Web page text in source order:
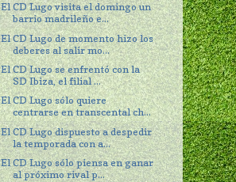
El CD Lugo visita el domingo un
barrio madrileño e...
El CD Lugo de momento hizo los
deberes al salir mo...
El CD Lugo se enfrentó con la
SD Ibiza, el filial ...
El CD Lugo sólo quiere
centrarse en transcental ch...
El CD Lugo dispuesto a despedir
la temporada con a...
El CD Lugo sólo piensa en ganar
al próximo rival p...